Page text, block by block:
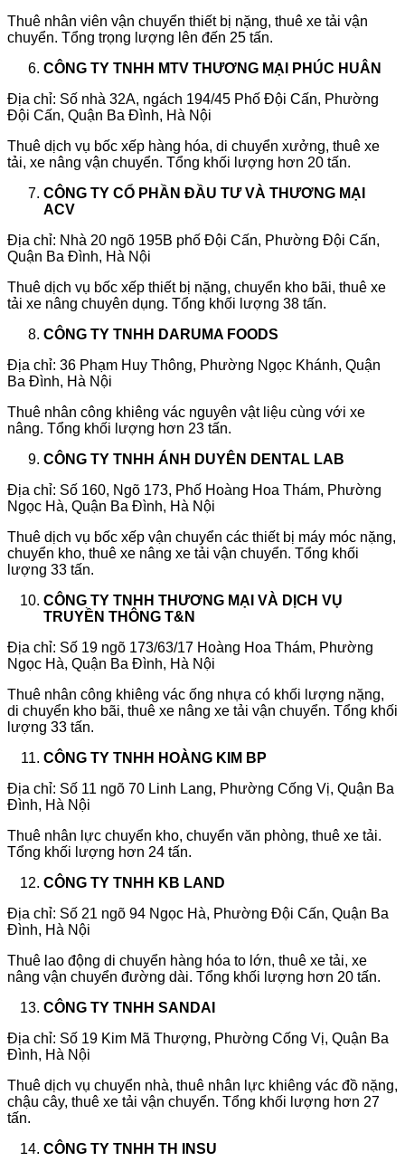
Thuê nhân viên vận chuyển thiết bị nặng, thuê xe tải vận
chuyển. Tổng trọng lượng lên đến 25 tấn.
CÔNG TY TNHH MTV THƯƠNG MẠI PHÚC HUÂN
Địa chỉ: Số nhà 32A, ngách 194/45 Phố Đội Cấn, Phường
Đội Cấn, Quận Ba Đình, Hà Nội
Thuê dịch vụ bốc xếp hàng hóa, di chuyển xưởng, thuê xe
tải, xe nâng vận chuyển. Tổng khối lượng hơn 20 tấn.
CÔNG TY CỔ PHẦN ĐẦU TƯ VÀ THƯƠNG MẠI
ACV
Địa chỉ: Nhà 20 ngõ 195B phố Đội Cấn, Phường Đội Cấn,
Quận Ba Đình, Hà Nội
Thuê dịch vụ bốc xếp thiết bị nặng, chuyển kho bãi, thuê xe
tải xe nâng chuyên dụng. Tổng khối lượng 38 tấn.
CÔNG TY TNHH DARUMA FOODS
Địa chỉ: 36 Phạm Huy Thông, Phường Ngọc Khánh, Quận
Ba Đình, Hà Nội
Thuê nhân công khiêng vác nguyên vật liệu cùng với xe
nâng. Tổng khối lượng hơn 23 tấn.
CÔNG TY TNHH ÁNH DUYÊN DENTAL LAB
Địa chỉ: Số 160, Ngõ 173, Phố Hoàng Hoa Thám, Phường
Ngọc Hà, Quận Ba Đình, Hà Nội
Thuê dịch vụ bốc xếp vận chuyển các thiết bị máy móc nặng,
chuyển kho, thuê xe nâng xe tải vận chuyển. Tổng khối
lượng 33 tấn.
CÔNG TY TNHH THƯƠNG MẠI VÀ DỊCH VỤ
TRUYỀN THÔNG T&N
Địa chỉ: Số 19 ngõ 173/63/17 Hoàng Hoa Thám, Phường
Ngọc Hà, Quận Ba Đình, Hà Nội
Thuê nhân công khiêng vác ống nhựa có khối lượng nặng,
di chuyển kho bãi, thuê xe nâng xe tải vận chuyển. Tổng khối
lượng 33 tấn.
CÔNG TY TNHH HOÀNG KIM BP
Địa chỉ: Số 11 ngõ 70 Linh Lang, Phường Cống Vị, Quận Ba
Đình, Hà Nội
Thuê nhân lực chuyển kho, chuyển văn phòng, thuê xe tải.
Tổng khối lượng hơn 24 tấn.
CÔNG TY TNHH KB LAND
Địa chỉ: Số 21 ngõ 94 Ngọc Hà, Phường Đội Cấn, Quận Ba
Đình, Hà Nội
Thuê lao động di chuyển hàng hóa to lớn, thuê xe tải, xe
nâng vận chuyển đường dài. Tổng khối lượng hơn 20 tấn.
CÔNG TY TNHH SANDAI
Địa chỉ: Số 19 Kim Mã Thượng, Phường Cống Vị, Quận Ba
Đình, Hà Nội
Thuê dịch vụ chuyển nhà, thuê nhân lực khiêng vác đồ nặng,
chậu cây, thuê xe tải vận chuyển. Tổng khối lượng hơn 27
tấn.
CÔNG TY TNHH TH INSU